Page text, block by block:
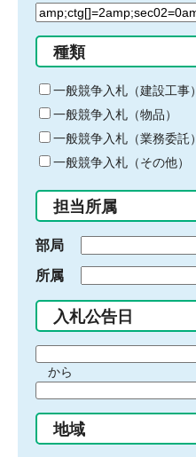
検
る
キ
ー
ワ
ー
ド
入
力
種類
一般競争入札（建設工事）
一般競争入札（物品）
一般競争入札（業務委託）
一般競争入札（その他）
担当所属
部局
所属
入札公告日
間
始
り
から
間
終
地域